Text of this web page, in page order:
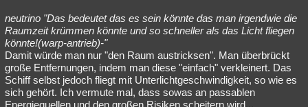
neutrino "Das bedeutet das es sein könnte das man irgendwie die
Raumzeit krümmen könnte und so schneller als das Licht fliegen
könnte!(warp-antrieb)-"
Damit würde man nur "den Raum austricksen". Man überbrückt
große Entfernungen, indem man diese "einfach" verkleinert. Das
Schiff selbst jedoch fliegt mit Unterlichtgeschwindigkeit, so wie es
sich gehört. Ich vermute mal, dass sowas an passablen
Energiequellen und den großen Risiken scheitern wird...